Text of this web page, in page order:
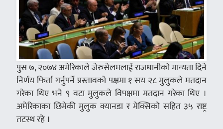
पुस ७, २०७४ अमेरिकाले जेरुसेलमलाई राजधानीको मान्यता दिने
निर्णय फिर्ता गर्नुपर्ने प्रस्तावको पक्षमा १ सय २८ मुलुकले मतदान
गरेका थिए भने ९ वटा मुलुकले विपक्षमा मतदान गरेका थिए ।
अमेरिकाका छिमेकी मुलुक क्यानडा र मेक्सिको सहित ३५ राष्ट्र
तटस्थ रहे ।